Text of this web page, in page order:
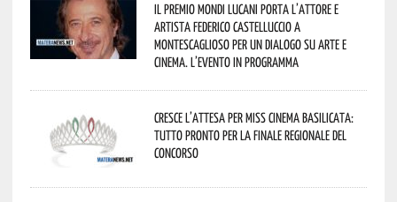
Il Premio Mondi Lucani porta l’attore e
artista Federico Castelluccio a
Montescaglioso per un dialogo su arte e
cinema. L’evento in programma
Cresce l’attesa per Miss Cinema Basilicata:
tutto pronto per la finale regionale del
concorso